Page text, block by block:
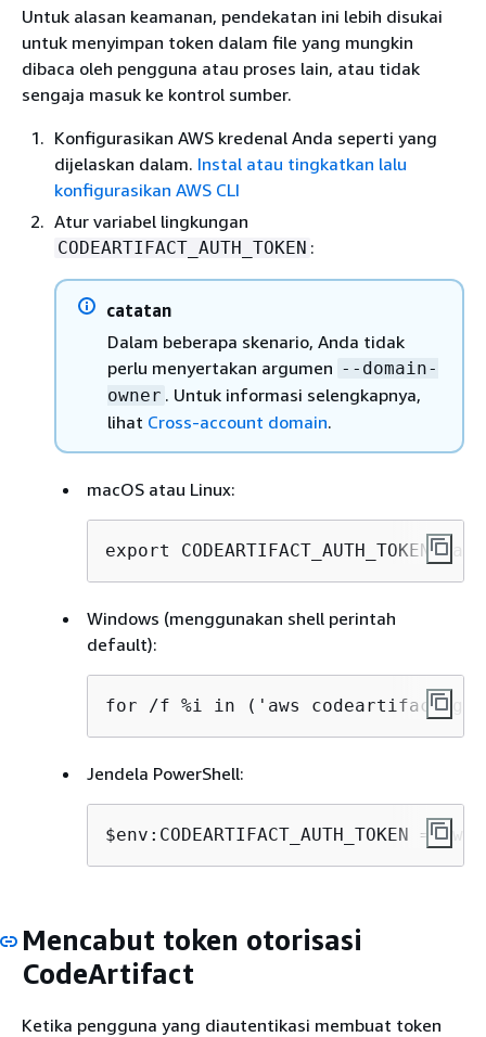
Untuk alasan keamanan, pendekatan ini lebih disukai
untuk menyimpan token dalam file yang mungkin
dibaca oleh pengguna atau proses lain, atau tidak
sengaja masuk ke kontrol sumber.
Konfigurasikan AWS kredenal Anda seperti yang
dijelaskan dalam. Instal atau tingkatkan lalu
konfigurasikan AWS CLI
Atur variabel lingkungan
CODEARTIFACT_AUTH_TOKEN :
catatan
Dalam beberapa skenario, Anda tidak
perlu menyertakan argumen --domain-
owner . Untuk informasi selengkapnya,
lihat Cross-account domain.
macOS atau Linux:
export
Windows (menggunakan shell perintah
default):
for /f %i in ('aws codeartifact
Jendela PowerShell:
Mencabut token otorisasi
CodeArtifact
Ketika pengguna yang diautentikasi membuat token